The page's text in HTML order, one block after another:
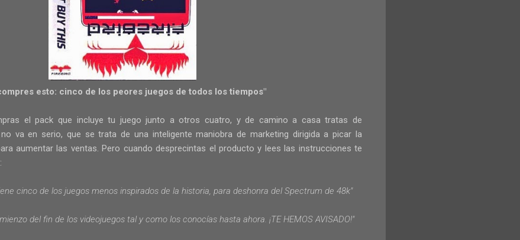
esto: cinco de los peores juegos de todos los tiempos"
el pack que incluye tu juego junto a otros cuatro, y de camino a casa tratas de
va en serio, que se trata de una inteligente maniobra de marketing dirigida a picar la
aumentar las ventas. Pero cuando desprecintas el producto y lees las instrucciones te
cinco de los juegos menos inspirados de la historia, para deshonra del Spectrum de 48k"
del fin de los videojuegos tal y como los conocías hasta ahora. ¡TE HEMOS AVISADO!"